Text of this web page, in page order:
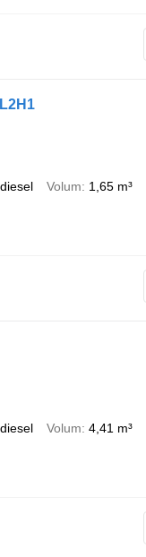
diesel Volum 1,65 m³
diesel Volum 4,41 m³